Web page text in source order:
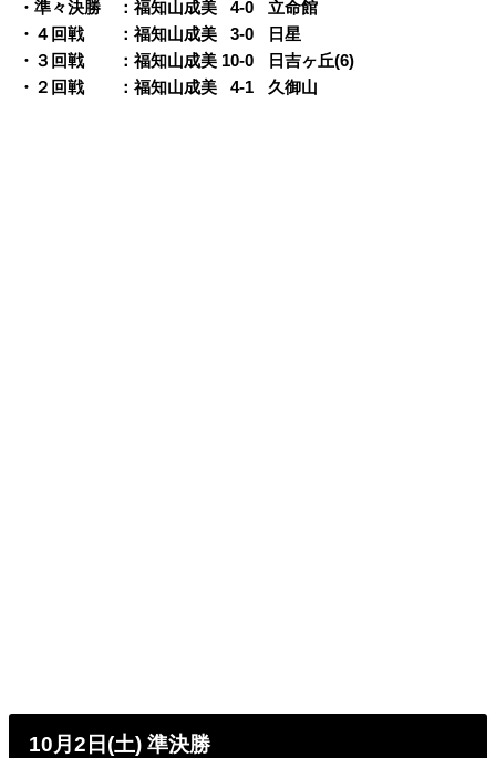
・準々決勝 ：福知山成美
04-0
立命館
・４回戦 ：福知山成美
03-0
日星
・３回戦 ：福知山成美 10-0
日吉ヶ丘(6)
・２回戦 ：福知山成美
04-1 久御山
10月2日(土)準決勝